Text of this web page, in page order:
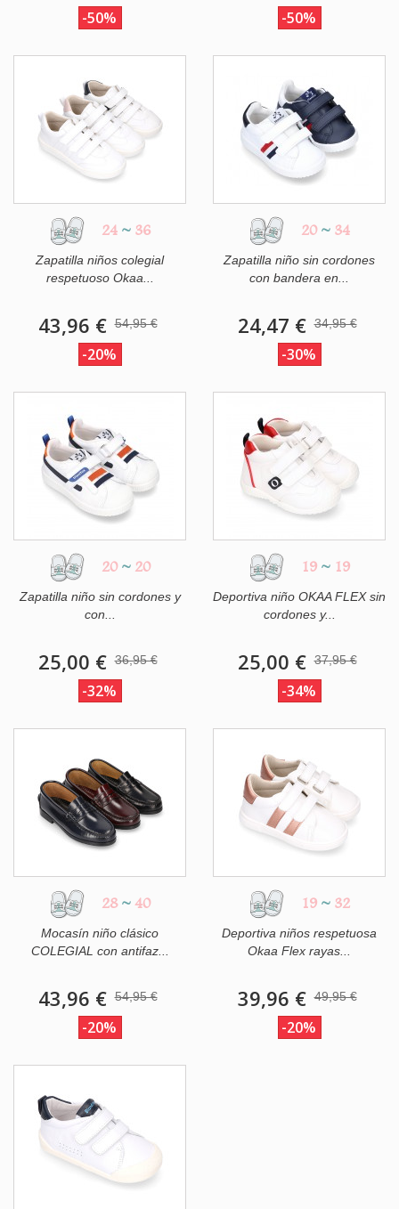
-50% -50%
24 ~ 36
Zapatilla niños colegial
respetuoso Okaa...
43,96 € 54,95 €
-20%
20 ~ 34
Zapatilla niño sin cordones
con bandera en...
24,47 € 34,95 €
-30%
20 ~ 20
Zapatilla niño sin cordones y
con...
25,00 € 36,95 €
-32%
19 ~ 19
Deportiva niño OKAA FLEX sin
cordones y...
25,00 € 37,95 €
-34%
28 ~ 40
Mocasín niño clásico
COLEGIAL con antifaz...
43,96 € 54,95 €
-20%
19 ~ 32
Deportiva niños respetuosa
Okaa Flex rayas...
39,96 € 49,95 €
-20%